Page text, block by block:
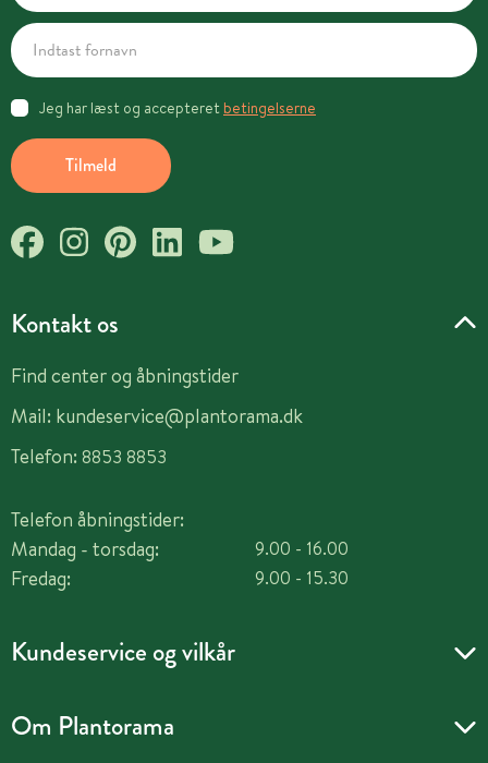
Kontakt os
Find center og åbningstider
Mail: kundeservice@plantorama.dk
Telefon: 8853 8853
Telefon åbningstider:
Mandag - torsdag:
Fredag:
9.00 - 16.00
9.00 - 15.30
Kundeservice og vilkår
Om Plantorama
Tilmeld
Jeg har læst og accepteret betingelserne